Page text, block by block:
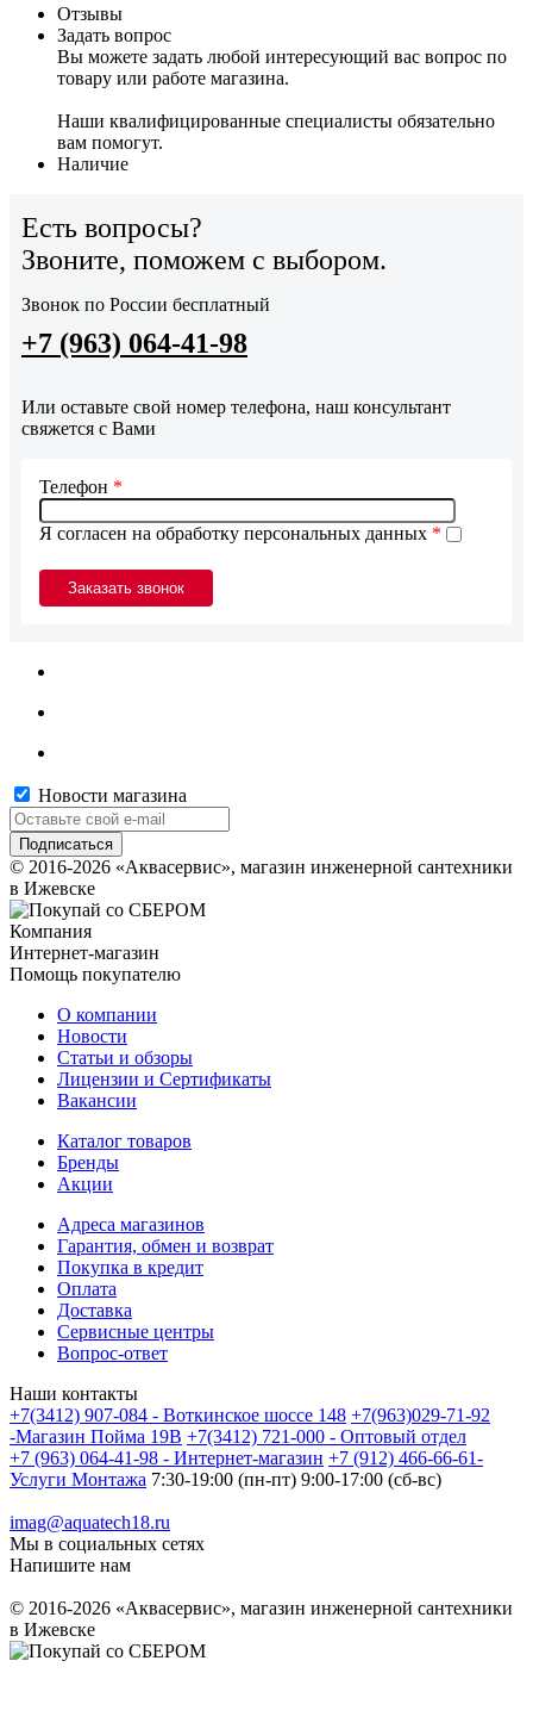
Отзывы
Задать вопрос
Вы можете задать любой интересующий вас вопрос по
товару или работе магазина.
Наши квалифицированные специалисты обязательно
вам помогут.
Наличие
Есть вопросы?
Звоните, поможем с выбором.
Звонок по России бесплатный
+7 (963) 064-41-98
Или оставьте свой номер телефона, наш консультант
свяжется с Вами
Я согласен на обработку персональных данных *
Телефон *
Новости магазина
© 2016-2026 «Аквасервис», магазин инженерной сантехники
в Ижевске
Компания
Интернет-магазин
Помощь покупателю
О компании
Новости
Статьи и обзоры
Лицензии и Сертификаты
Вакансии
Каталог товаров
Бренды
Акции
Адреса магазинов
Гарантия, обмен и возврат
Покупка в кредит
Оплата
Доставка
Сервисные центры
Вопрос-ответ
Наши контакты
+7(3412) 907-084 - Воткинское шоссе 148 +7(963)029-71-92
-Магазин Пойма 19В +7(3412) 721-000 - Оптовый отдел
+7 (963) 064-41-98 - Интернет-магазин +7 (912) 466-66-61-
Услуги Монтажа 7:30-19:00 (пн-пт) 9:00-17:00 (сб-вс)
imag@aquatech18.ru
Мы в социальных сетях
Напишите нам
© 2016-2026 «Аквасервис», магазин инженерной сантехники
в Ижевске